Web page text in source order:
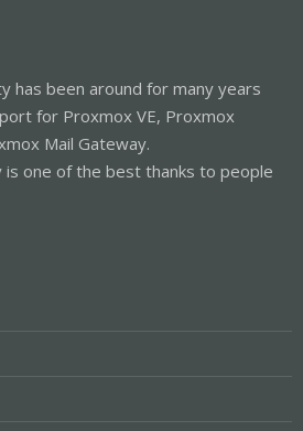
has been around for many years
for Proxmox VE, Proxmox
Mail Gateway.
is one of the best thanks to people